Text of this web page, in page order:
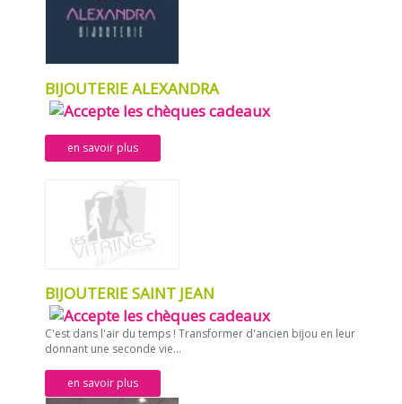
BIJOUTERIE ALEXANDRA
en savoir plus
BIJOUTERIE SAINT JEAN
C'est dans l'air du temps ! Transformer d'ancien bijou en leur
donnant une seconde vie...
en savoir plus